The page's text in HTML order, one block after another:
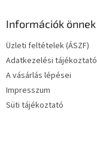
Információk önnek
Üzleti feltételek (ÁSZF)
Adatkezelési tájékoztató
A vásárlás lépései
Impresszum
Süti tájékoztató